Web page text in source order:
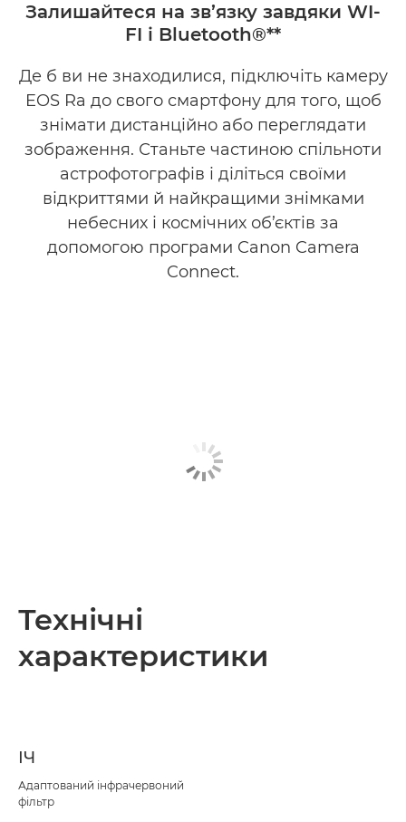
Залишайтеся на зв’язку завдяки WI-
FI і Bluetooth®**
Де б ви не знаходилися, підключіть камеру
EOS Ra до свого смартфону для того, щоб
знімати дистанційно або переглядати
зображення. Станьте частиною спільноти
астрофотографів і діліться своїми
відкриттями й найкращими знімками
небесних і космічних об’єктів за
допомогою програми Canon Camera
Connect.
Технічні
характеристики
ІЧ
Адаптований інфрачервоний
фільтр